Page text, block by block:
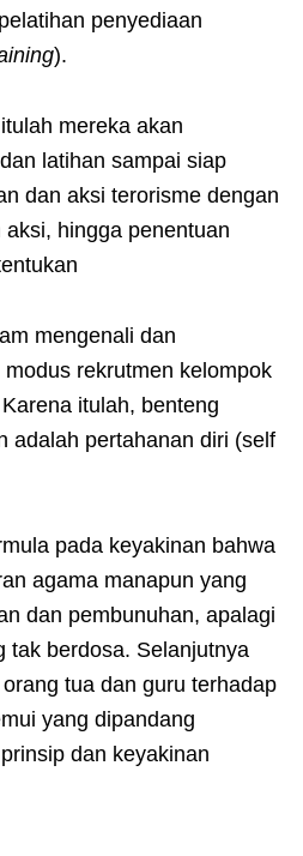
penyediaan
).
mereka akan
latihan sampai siap
dan aksi terorisme dengan
hingga penentuan
mengenali dan
rekrutmen kelompok
itulah, benteng
adalah pertahanan diri (self
pada keyakinan bahwa
agama manapun yang
dan pembunuhan, apalagi
tak berdosa. Selanjutnya
tua dan guru terhadap
yang dipandang
dan keyakinan